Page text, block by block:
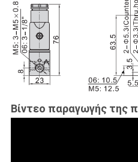
Βίντεο παραγωγής της